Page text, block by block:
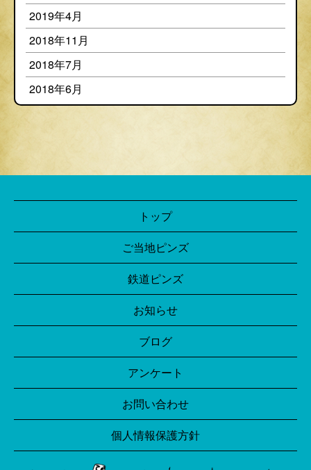
2019年4月
2018年11月
2018年7月
2018年6月
トップ
ご当地ピンズ
鉄道ピンズ
お知らせ
ブログ
アンケート
お問い合わせ
個人情報保護方針